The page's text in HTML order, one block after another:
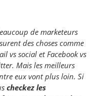
de marketeurs
des choses comme
vs social et Facebook vs
Mais les meilleurs
eux vont plus loin. Si
checkez les